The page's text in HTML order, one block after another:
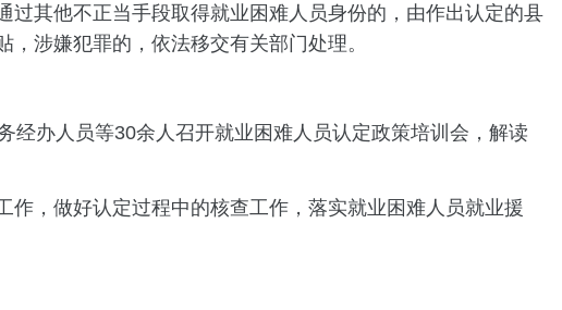
其他不正当手段取得就业困难人员身份的，由作出认定的县
涉嫌犯罪的，依法移交有关部门处理。
办人员等30余人召开就业困难人员认定政策培训会，解读
，做好认定过程中的核查工作，落实就业困难人员就业援